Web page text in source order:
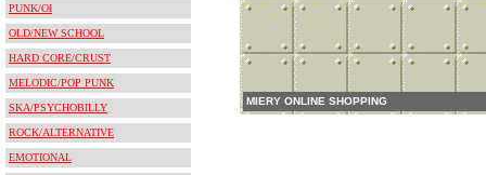
PUNK/OI
OLD/NEW SCHOOL
HARD CORE/CRUST
MELODIC/POP PUNK
SKA/PSYCHOBILLY
ROCK/ALTERNATIVE
EMOTIONAL
MIERY ONLINE SHOPPING